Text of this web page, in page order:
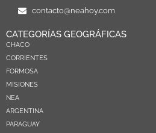
contacto@neahoy.com
CATEGORÍAS GEOGRÁFICAS
CHACO
CORRIENTES
FORMOSA
MISIONES
NEA
ARGENTINA
PARAGUAY